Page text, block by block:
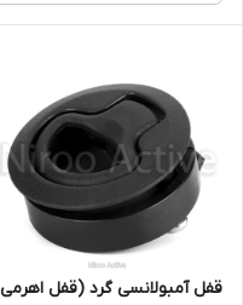
قفل آمبولانسی گرد (قفل اهرمی